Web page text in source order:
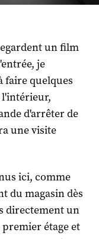
un film
je
faire quelques
l'intérieur,
d'arrêter de
une visite
ici, comme
du magasin dès
directement un
étage et